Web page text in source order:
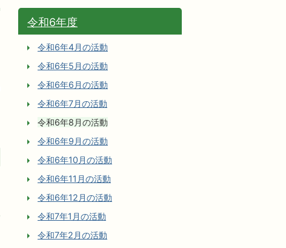
令和6年度
令和6年4月の活動
令和6年5月の活動
令和6年6月の活動
令和6年7月の活動
令和6年8月の活動
令和6年9月の活動
令和6年10月の活動
令和6年11月の活動
令和6年12月の活動
令和7年1月の活動
令和7年2月の活動